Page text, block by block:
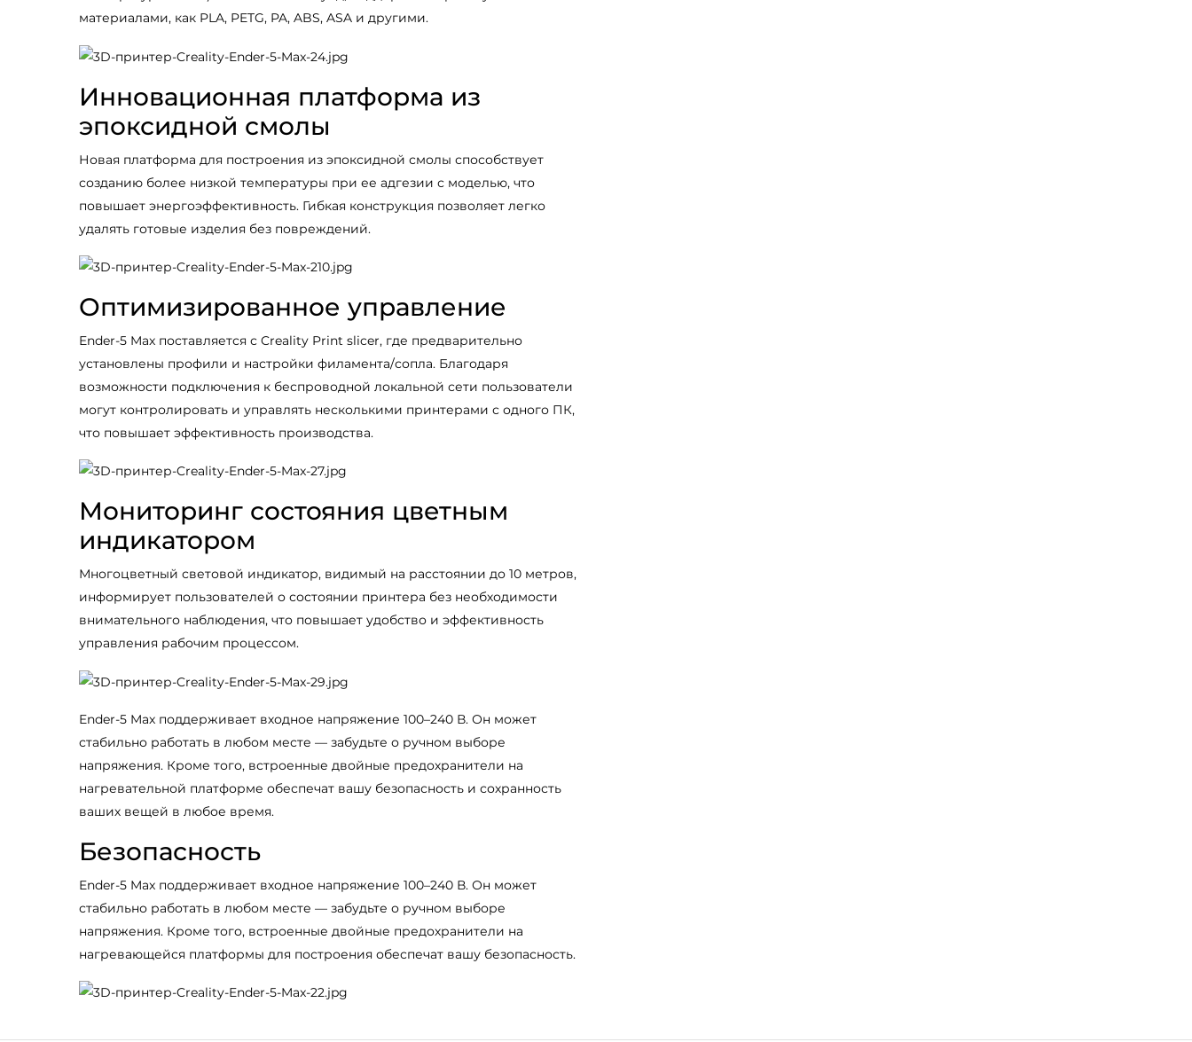
материалами, как PLA, PETG, PA, ABS, ASA и другими.
Инновационная платформа из
эпоксидной смолы
Новая платформа для построения из эпоксидной смолы способствует
созданию более низкой температуры при ее адгезии с моделью, что
повышает энергоэффективность. Гибкая конструкция позволяет легко
удалять готовые изделия без повреждений.
Оптимизированное управление
Ender-5 Max поставляется с Creality Print slicer, где предварительно
установлены профили и настройки филамента/сопла. Благодаря
возможности подключения к беспроводной локальной сети пользователи
могут контролировать и управлять несколькими принтерами с одного ПК,
что повышает эффективность производства.
Мониторинг состояния цветным
индикатором
Многоцветный световой индикатор, видимый на расстоянии до 10 метров,
информирует пользователей о состоянии принтера без необходимости
внимательного наблюдения, что повышает удобство и эффективность
управления рабочим процессом.
Ender-5 Max поддерживает входное напряжение 100–240 В. Он может
стабильно работать в любом месте — забудьте о ручном выборе
напряжения. Кроме того, встроенные двойные предохранители на
нагревательной платформе обеспечат вашу безопасность и сохранность
ваших вещей в любое время.
Безопасность
Ender-5 Max поддерживает входное напряжение 100–240 В. Он может
стабильно работать в любом месте — забудьте о ручном выборе
напряжения. Кроме того, встроенные двойные предохранители на
нагревающейся платформы для построения обеспечат вашу безопасность.